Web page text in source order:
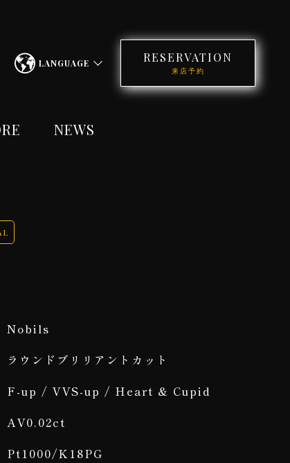
LANGUAGE RESERVATION
来店予約
NEWS
Nobils
ラウンドブリリアントカット
F-up / VVS-up / Heart & Cupid
AV0.02ct
Pt1000/K18PG